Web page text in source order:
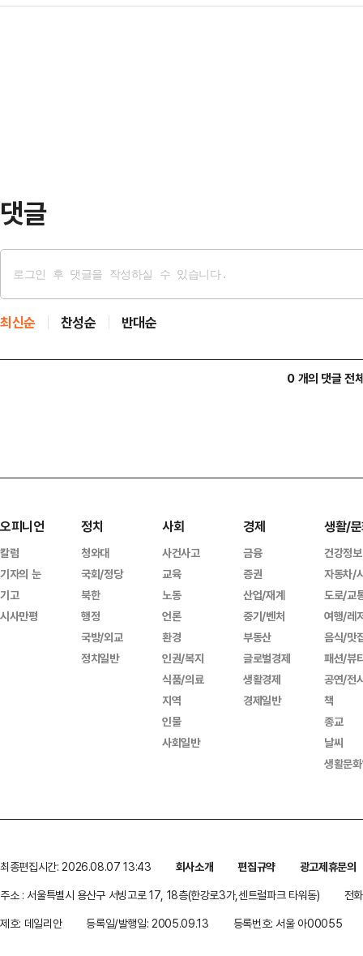
내 노인회장들을 대상으로 어…
의 기본방향과 목표, 기본계획 및
댓글
최신순 찬성순 반대순
0 개의 댓글 전
오피니언
칼럼
기자의 눈
기고
시사만평
정치
청와대
국회/정당
북한
행정
국방/외교
정치일반
사회
사건사고
교육
노동
언론
환경
인권/복지
식품/의료
지역
인물
사회일반
경제
금융
증권
산업/재계
중기/벤처
부동산
글로벌경제
생활경제
경제일반
생활/
건강정보
자동차/
도로/교
여행/레
음식/맛
패션/뷰
공연/전
책
종교
날씨
생활문
최종편집시간: 2026.08.07 13:43 회사소개 편집규약
광고제휴문의
주소 : 서울특별시 용산구 서빙고로 17, 18층(한강로3가,센트럴파크 타워동)
전
제호: 데일리안
등록일/발행일: 2005.09.13 등록번호: 서울 아00055